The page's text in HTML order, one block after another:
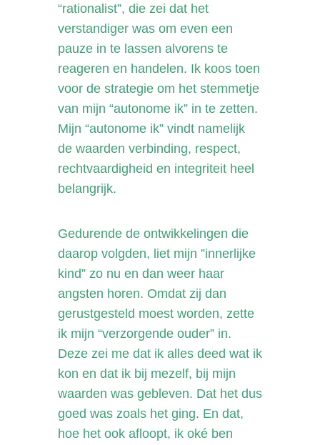
“rationalist”, die zei dat het
verstandiger was om even een
pauze in te lassen alvorens te
reageren en handelen. Ik koos toen
voor de strategie om het stemmetje
van mijn “autonome ik” in te zetten.
Mijn “autonome ik” vindt namelijk
de waarden verbinding, respect,
rechtvaardigheid en integriteit heel
belangrijk.
Gedurende de ontwikkelingen die
daarop volgden, liet mijn ”innerlijke
kind” zo nu en dan weer haar
angsten horen. Omdat zij dan
gerustgesteld moest worden, zette
ik mijn “verzorgende ouder” in.
Deze zei me dat ik alles deed wat ik
kon en dat ik bij mezelf, bij mijn
waarden was gebleven. Dat het dus
goed was zoals het ging. En dat,
hoe het ook afloopt, ik oké ben